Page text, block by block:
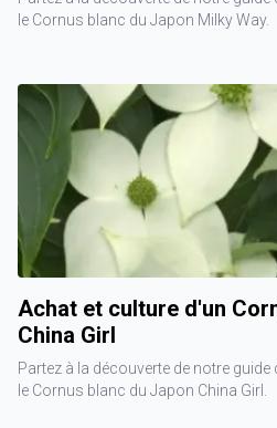
le Cornus blanc du Japon Milky Way.
Achat et culture d'un
China Girl
Partez à la découverte de notre
le Cornus blanc du Japon China Girl.